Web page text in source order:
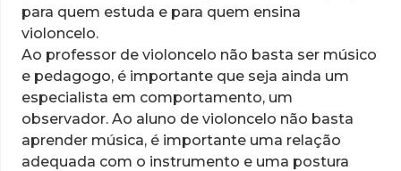
para quem estuda e para quem ensina
violoncelo.
Ao professor de violoncelo não basta ser músico
e pedagogo, é importante que seja ainda um
especialista em comportamento, um
observador. Ao aluno de violoncelo não basta
aprender música, é importante uma relação
adequada com o instrumento e uma postura